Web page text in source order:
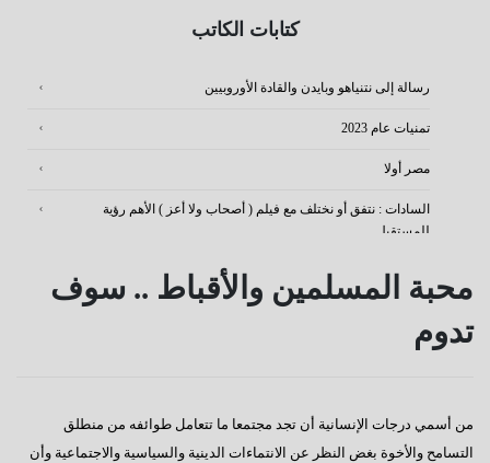
كتابات الكاتب
رسالة إلى نتنياهو وبايدن والقادة الأوروبيين
تمنيات عام 2023
مصر أولا
السادات : نتفق أو نختلف مع فيلم ( أصحاب ولا أعز ) الأهم رؤية
للمستقبل
كفانا إدانات
دعوة للإصطفاف الوطنى
كورونا وأخواتها كشفوا هشاشة كيانات عربية كبرى
محبة المسلمين والأقباط‮ .. ‬سوف
تدوم
من أسمي‮ ‬درجات الإنسانية أن تجد مجتمعا ما تتعامل طوائفه من منطلق
التسامح والأخوة بغض النظر عن الانتماءات الدينية والسياسية والاجتماعية وأن‮